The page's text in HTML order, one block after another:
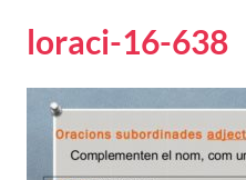
loraci-16-638